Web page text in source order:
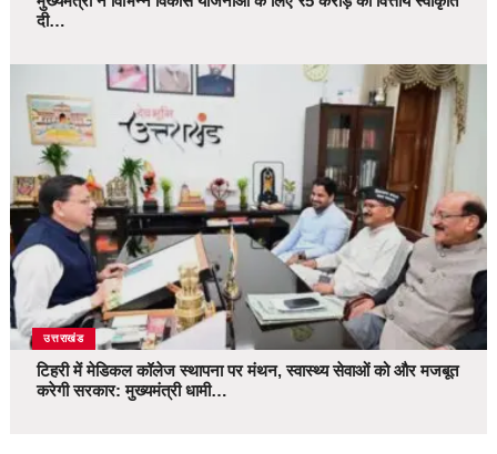
दी…
उत्तराखंड
टिहरी में मेडिकल कॉलेज स्थापना पर मंथन, स्वास्थ्य सेवाओं को और मजबूत
करेगी सरकार: मुख्यमंत्री धामी…